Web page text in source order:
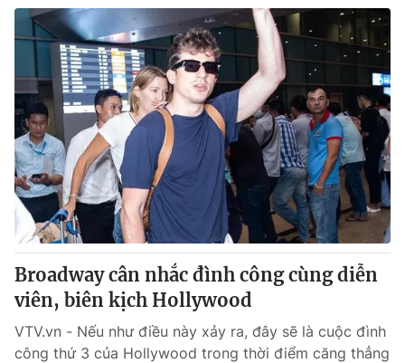
Video Shorts video
VTV Money VTV Thể thao
VTV Sức khoẻ Bất động sản
Thị trường 24h Tấm lòng Việt
VTV4 Vươn mình bằng AI
VTV9
Liên hệ tòa soạn English
Broadway cân nhắc đình công cùng diễn
viên, biên kịch Hollywood
VTV.vn - Nếu như điều này xảy ra, đây sẽ là cuộc đình
công thứ 3 của Hollywood trong thời điểm căng thẳng